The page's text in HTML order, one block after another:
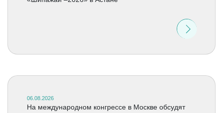
06.08.2026
На международном конгрессе в Москве обсудят